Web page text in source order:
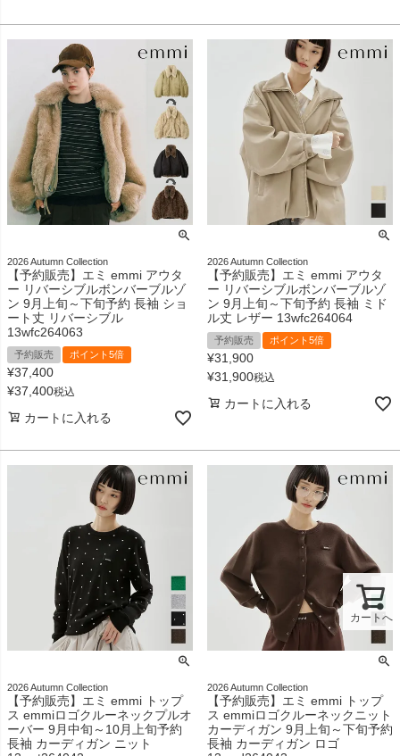
2026 Autumn Collection
【予約販売】エミ emmi アウタ
ー リバーシブルボンバーブルゾ
ン 9月上旬～下旬予約 長袖 ショ
ート丈 リバーシブル
13wfc264063
予約販売 ポイント5倍
¥37,400
¥37,400税込
カートに入れる
2026 Autumn Collection
【予約販売】エミ emmi アウタ
ー リバーシブルボンバーブルゾ
ン 9月上旬～下旬予約 長袖 ミド
ル丈 レザー 13wfc264064
予約販売 ポイント5倍
¥31,900
¥31,900税込
カートに入れる
2026 Autumn Collection
【予約販売】エミ emmi トップ
ス emmiロゴクルーネックプルオ
ーバー 9月中旬～10月上旬予約
長袖 カーディガン ニット
2026 Autumn Collection
【予約販売】エミ emmi トップ
ス emmiロゴクルーネックニット
カーディガン 9月上旬～下旬予約
長袖 カーディガン ロゴ
カートへ